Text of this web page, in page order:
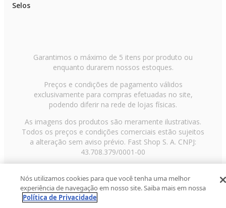
Selos
Garantimos o máximo de 5 itens por produto ou
enquanto durarem nossos estoques.
Preços e condições de pagamento válidos
exclusivamente para compras efetuadas no site,
podendo diferir na rede de lojas físicas.
As imagens dos produtos são meramente ilustrativas.
Todos os preços e condições comerciais estão sujeitos
a alteração sem aviso prévio. Fast Shop S. A. CNPJ:
43.708.379/0001-00
Paulo/SP, CEP 02029-001, Telefone: 11 3003-3728 ©
2013 Fast Shop - Todos os direitos reservadosRF
Nós utilizamos cookies para que você tenha uma melhor
experiência de navegação em nosso site. Saiba mais em nossa
Política de Privacidade